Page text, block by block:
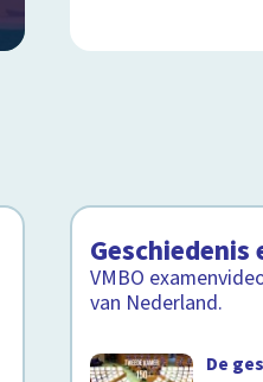
VMBO
van Nederland.
De